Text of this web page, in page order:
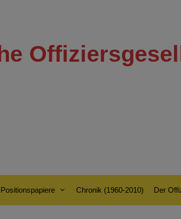
Positionspapiere Chronik (1960-2010) Der